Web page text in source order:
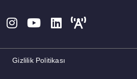
Gizlilik Politikası